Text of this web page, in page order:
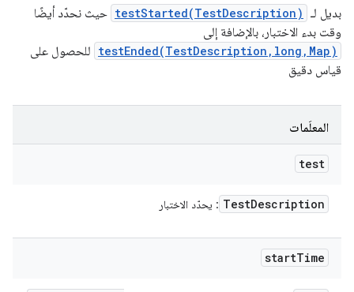
بديل لـ testStarted(TestDescription) حيث نحدّد أيضًا
وقت بدء الاختبار، بالإضافة إلى
testEnded(TestDescription,long,Map) للحصول على
قياس دقيق
المعلَمات
test
TestDescription : يحدّد الاختبار
startTime